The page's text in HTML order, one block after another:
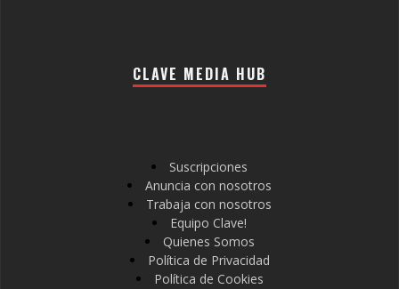
CLAVE MEDIA HUB
Suscripciones
Anuncia con nosotros
Trabaja con nosotros
Equipo Clave!
Quienes Somos
Política de Privacidad
Política de Cookies